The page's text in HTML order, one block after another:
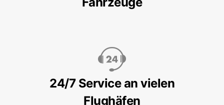
24/7 Service an vielen
Flughäfen